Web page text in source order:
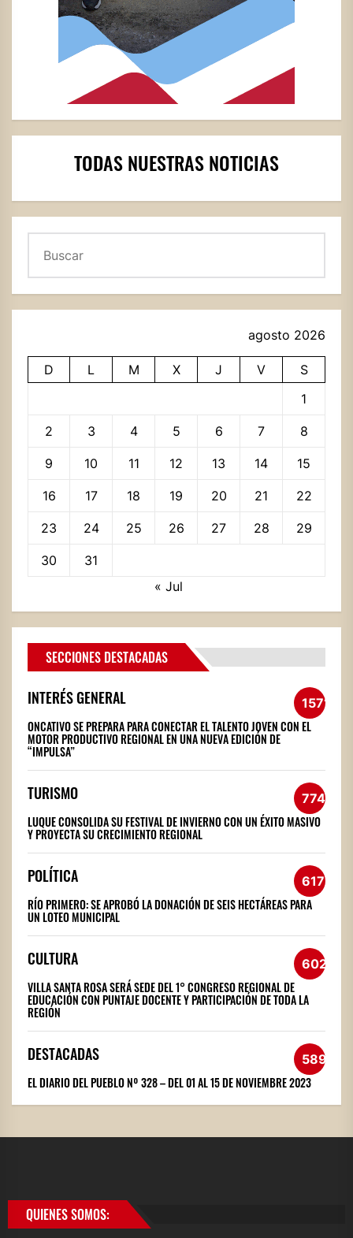
TODAS NUESTRAS NOTICIAS
agosto 2026
D L M X J V
S
1
2 3 4 5 6 7 8
9 10 11 12 13 14 15
16 17 18 19 20 21 22
23 24 25 26 27 28 29
30
31
« Jul
SECCIONES DESTACADAS
INTERÉS GENERAL 1571
ONCATIVO SE PREPARA PARA CONECTAR EL TALENTO JOVEN CON EL
MOTOR PRODUCTIVO REGIONAL EN UNA NUEVA EDICIÓN DE
“IMPULSA”
TURISMO 774
LUQUE CONSOLIDA SU FESTIVAL DE INVIERNO CON UN ÉXITO MASIVO
Y PROYECTA SU CRECIMIENTO REGIONAL
POLÍTICA 617
RÍO PRIMERO: SE APROBÓ LA DONACIÓN DE SEIS HECTÁREAS PARA
UN LOTEO MUNICIPAL
CULTURA 602
VILLA SANTA ROSA SERÁ SEDE DEL 1° CONGRESO REGIONAL DE
EDUCACIÓN CON PUNTAJE DOCENTE Y PARTICIPACIÓN DE TODA LA
REGIÓN
DESTACADAS 589
EL DIARIO DEL PUEBLO Nº 328 – DEL 01 AL 15 DE NOVIEMBRE 2023
QUIENES SOMOS: